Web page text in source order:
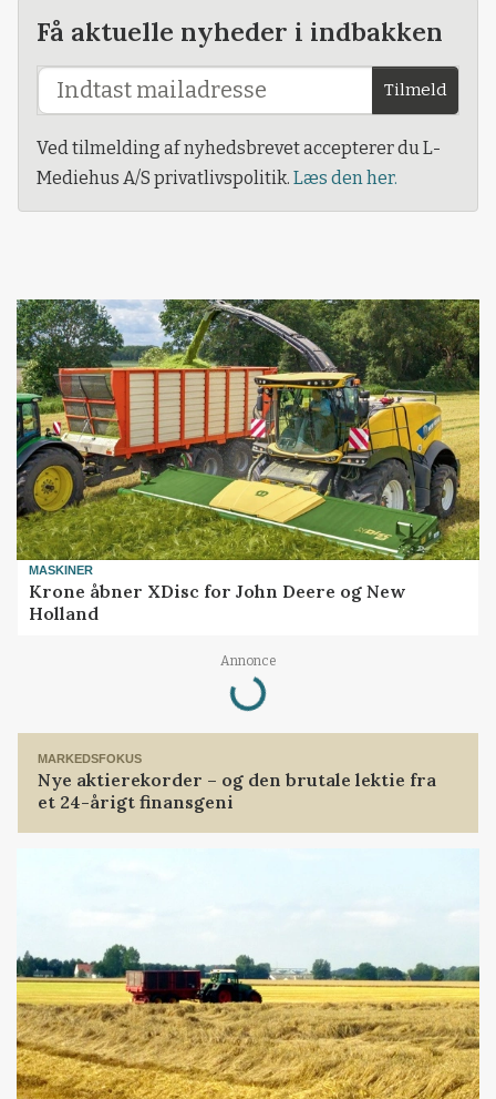
Få aktuelle nyheder i indbakken
Tilmeld
Ved tilmelding af nyhedsbrevet accepterer du L-
Mediehus A/S privatlivspolitik. Læs den her.
MASKINER
Krone åbner XDisc for John Deere og New
Holland
Annonce
Loading...
MARKEDSFOKUS
Nye aktierekorder – og den brutale lektie fra
et 24-årigt finansgeni